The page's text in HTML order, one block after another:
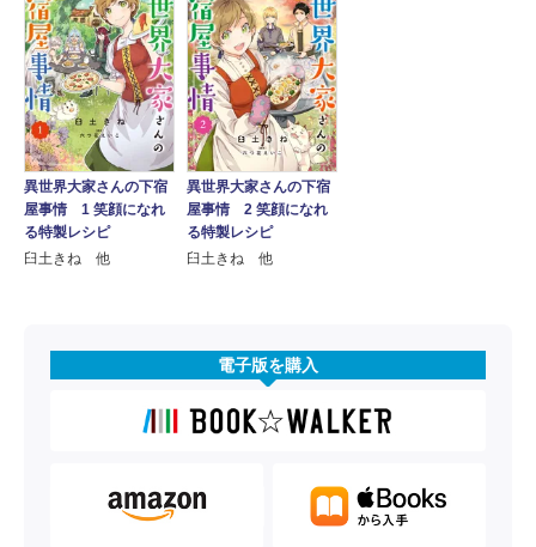
異世界大家さんの下宿
屋事情 1 笑顔になれ
る特製レシピ
臼土きね 他
異世界大家さんの下宿
屋事情 2 笑顔になれ
る特製レシピ
臼土きね 他
電子版を購入